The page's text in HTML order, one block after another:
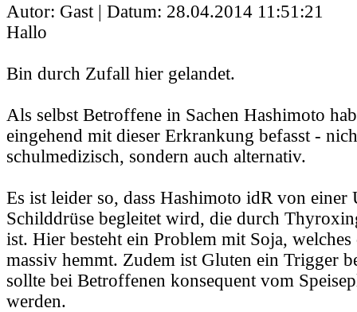
Autor: Gast | Datum: 28.04.2014 11:51:21
Hallo
Bin durch Zufall hier gelandet.
Als selbst Betroffene in Sachen Hashimoto
eingehend mit dieser Erkrankung befasst -
schulmedizisch, sondern auch alternativ.
Es ist leider so, dass Hashimoto idR von
Schilddrüse begleitet wird, die durch
ist. Hier besteht ein Problem mit Soja,
massiv hemmt. Zudem ist Gluten ein Trigger
sollte bei Betroffenen konsequent vom
werden.